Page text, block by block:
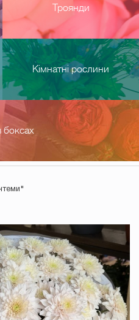
Троянди
Кімнатні рослини
боксах